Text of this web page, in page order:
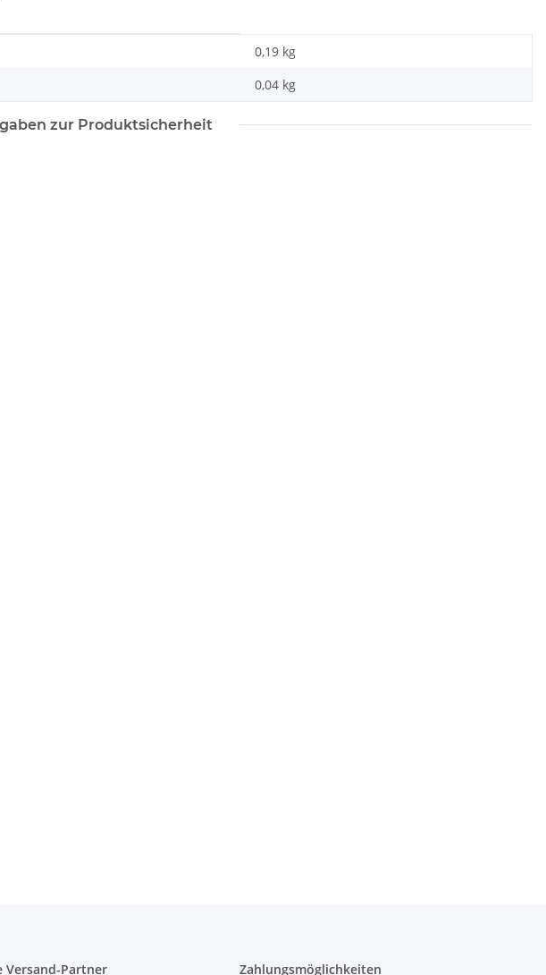
0,19 kg
0,04 kg
zur Produktsicherheit
Versand-Partner Zahlungsmöglichkeiten